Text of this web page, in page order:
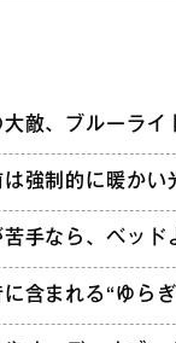
大敵、ブルーラ
は強制的に暖かい
苦手なら、ベッ
含まれる“ゆら